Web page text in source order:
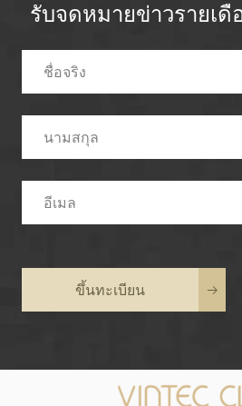
รับจดหมายข่าวรายเดื
ขึ้นทะเบียน